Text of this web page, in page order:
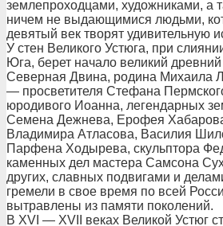
землепроходцами, художниками, а
ничем не выдающимися людьми,
девятый век творят удивительную
У стен Великого Устюга, при
Юга, берет начало великий древний
Северная Двина, родина Михаила
— просветителя Стефана
юродивого Иоанна, легендарных
Семена Дежнева, Ерофея
Владимира Атласова, Василия
Парфена Ходырева, скульптора
каменных дел мастера Самсона
других, славных подвигами и
гремели в свое время по всей
вытравлены из памяти поколений.
В XVI — XVII веках Великой Устюг